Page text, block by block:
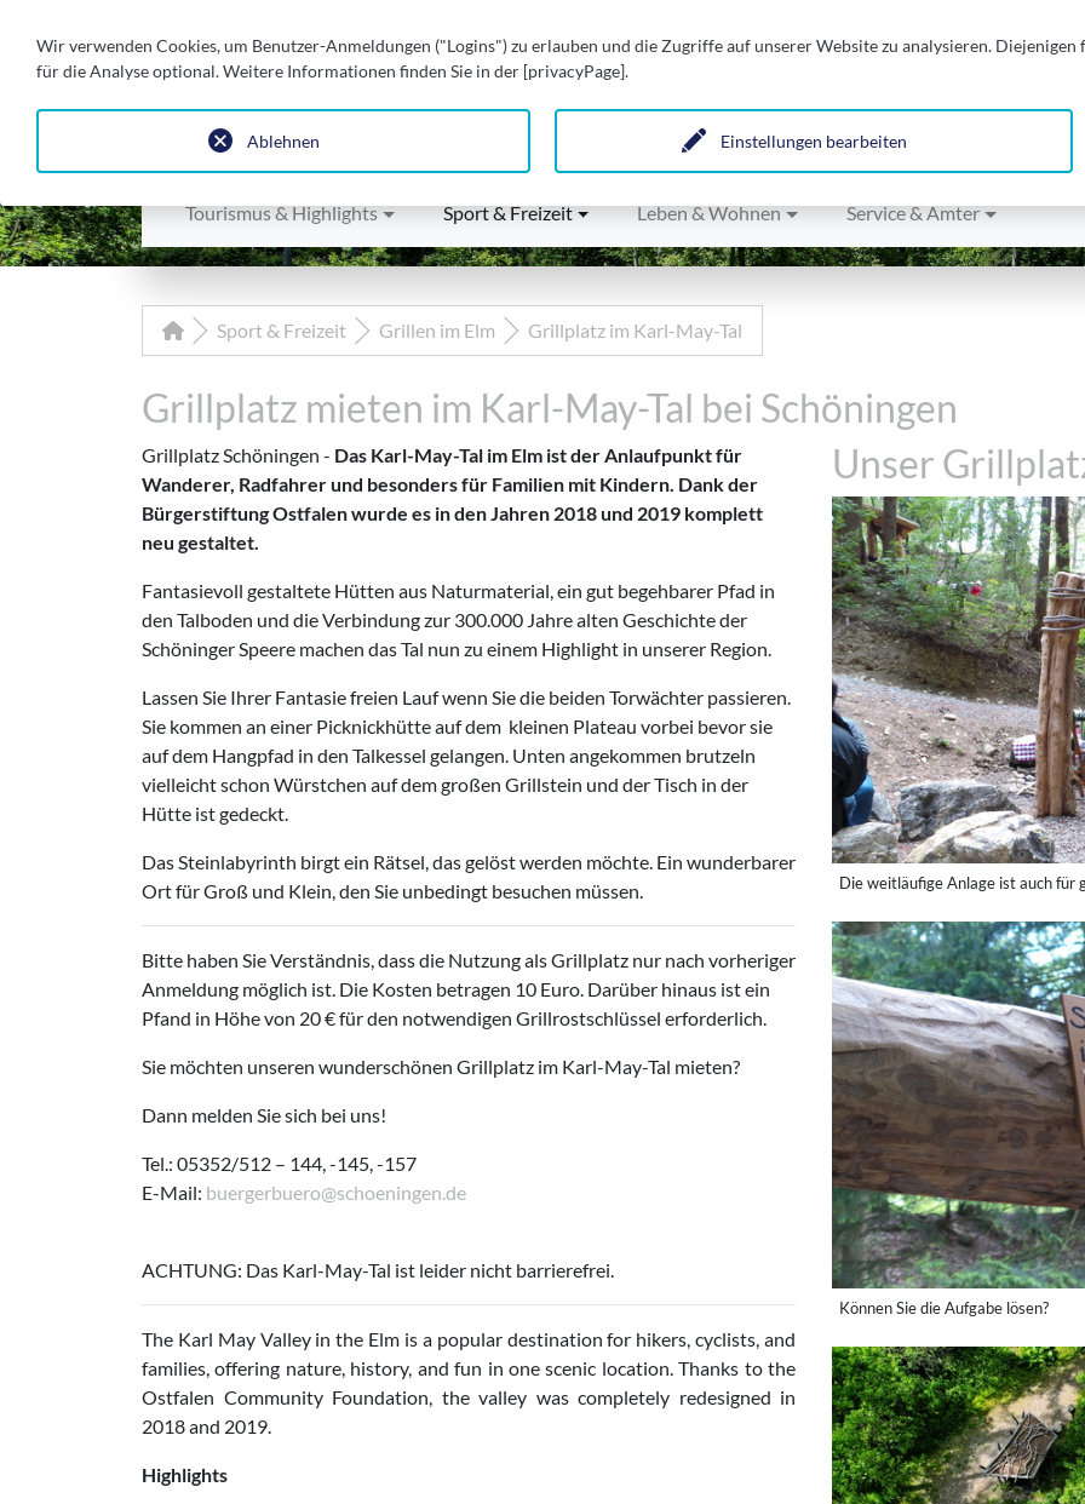
STADT DER SPEERE
Tourismus & Highlights Sport & Freizeit Leben & Wohnen Service & Ämter
Sport & Freizeit Grillen im Elm Grillplatz im Karl-May-Tal
Grillplatz mieten im Karl-May-Tal bei Schöningen
Grillplatz Schöningen - Das Karl-May-Tal im Elm ist der Anlaufpunkt für
Wanderer, Radfahrer und besonders für Familien mit Kindern. Dank der
Bürgerstiftung Ostfalen wurde es in den Jahren 2018 und 2019 komplett
neu gestaltet.
Fantasievoll gestaltete Hütten aus Naturmaterial, ein gut begehbarer Pfad in
den Talboden und die Verbindung zur 300.000 Jahre alten Geschichte der
Schöninger Speere machen das Tal nun zu einem Highlight in unserer Region.
Lassen Sie Ihrer Fantasie freien Lauf wenn Sie die beiden Torwächter passieren.
Sie kommen an einer Picknickhütte auf dem kleinen Plateau vorbei bevor sie
auf dem Hangpfad in den Talkessel gelangen. Unten angekommen brutzeln
vielleicht schon Würstchen auf dem großen Grillstein und der Tisch in der
Hütte ist gedeckt.
Das Steinlabyrinth birgt ein Rätsel, das gelöst werden möchte. Ein wunderbarer
Ort für Groß und Klein, den Sie unbedingt besuchen müssen.
Bitte haben Sie Verständnis, dass die Nutzung als Grillplatz nur nach vorheriger
Anmeldung möglich ist. Die Kosten betragen 10 Euro. Darüber hinaus ist ein
Pfand in Höhe von 20 € für den notwendigen Grillrostschlüssel erforderlich.
Sie möchten unseren wunderschönen Grillplatz im Karl-May-Tal mieten?
Dann melden Sie sich bei uns!
Tel.: 05352/512 – 144, -145, -157
E-Mail: buergerbuero@schoeningen.de
ACHTUNG: Das Karl-May-Tal ist leider nicht barrierefrei.
The Karl May Valley in the Elm is a popular destination for hikers, cyclists, and
families, offering nature, history, and fun in one scenic location. Thanks to the
Ostfalen Community Foundation, the valley was completely redesigned in
2018 and 2019.
Highlights
Unser
Die weitläufige Anlage ist auch für
Können Sie die Aufgabe lösen?
Wir verwenden Cookies, um Benutzer-Anmeldungen ("Logins") zu erlauben und die Zugriffe auf unserer Website zu analysieren.
für die Analyse optional. Weitere Informationen finden Sie in der [privacyPage].
Einstellungen bearbeiten
Ablehnen